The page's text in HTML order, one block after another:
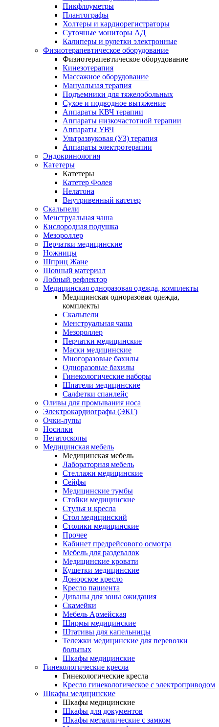
Пикфлоуметры
Плантографы
Холтеры и кардиорегистраторы
Суточные мониторы АД
Калиперы и рулетки электронные
Физиотерапевтическое оборудование
Физиотерапевтическое оборудование
Кинезотерапия
Массажное оборудование
Мануальная терапия
Подъемники для тяжелобольных
Сухое и подводное вытяжение
Аппараты КВЧ терапии
Аппараты низкочастотной терапии
Аппараты УВЧ
Ультразвуковая (УЗ) терапия
Аппараты электротерапии
Эндокринология
Катетеры
Катетеры
Катетер Фолея
Нелатона
Внутривенный катетер
Скальпели
Менструальная чаша
Кислородная подушка
Мезороллер
Перчатки медицинские
Ножницы
Шприц Жане
Шовный материал
Лобный рефлектор
Медицинская одноразовая одежда, комплекты
Медицинская одноразовая одежда,
комплекты
Скальпели
Менструальная чаша
Мезороллер
Перчатки медицинские
Маски медицинские
Многоразовые бахилы
Одноразовые бахилы
Гинекологические наборы
Шпатели медицинские
Салфетки спанлейс
Оливы для промывания носа
Электрокардиографы (ЭКГ)
Очки-лупы
Носилки
Негатоскопы
Медицинская мебель
Медицинская мебель
Лабораторная мебель
Стеллажи медицинские
Сейфы
Медицинские тумбы
Стойки медицинские
Cтулья и кресла
Стол медицинский
Столики медицинские
Прочее
Кабинет предрейсового осмотра
Мебель для раздевалок
Медицинские кровати
Кушетки медицинские
Донорское кресло
Кресло пациента
Диваны для зоны ожидания
Скамейки
Мебель Армейская
Ширмы медицинские
Штативы для капельницы
Тележки медицинские для перевозки
больных
Шкафы медицинские
Гинекологические кресла
Гинекологические кресла
Кресло гинекологическое с электроприводом
Шкафы медицинские
Шкафы медицинские
Шкафы для документов
Шкафы металлические с замком